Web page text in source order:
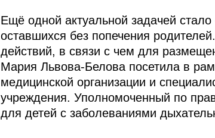
Ещё одной актуальной задачей
оставшихся без попечения
действий, в связи с чем для
Мария Львова-Белова посетила в
медицинской организации и
учреждения. Уполномоченный по
для детей с заболеваниями